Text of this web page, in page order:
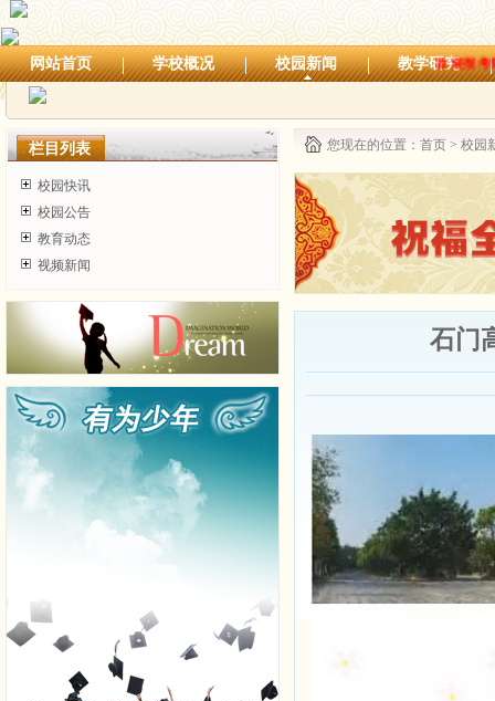
网站首页 学校概况 校园新闻 教学研究
欢迎报考我校，咨询电话：
栏目列表
校园快讯
校园公告
教育动态
视频新闻
您现在的位置： 首页 > 校园
石门